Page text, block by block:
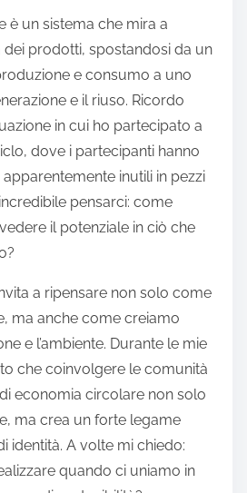
è un sistema che mira a
prodotti, spostandosi da un
e consumo a uno
e il riuso. Ricordo
in cui ho partecipato a
dove i partecipanti hanno
inutili in pezzi
pensarci: come
il potenziale in ciò che
a ripensare non solo come
ma anche come creiamo
e l’ambiente. Durante le mie
che coinvolgere le comunità
economia circolare non solo
ma crea un forte legame
identità. A volte mi chiedo:
quando ci uniamo in